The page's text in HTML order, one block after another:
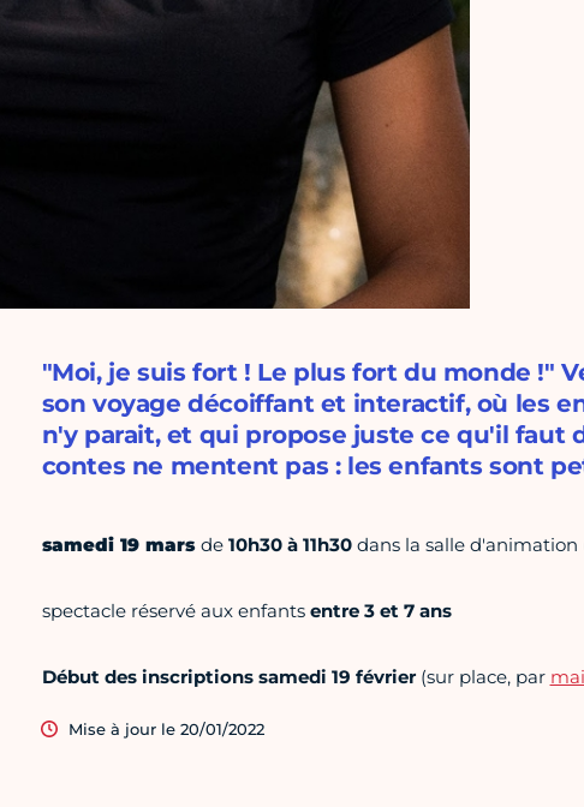
"Moi, je suis fort ! Le plus fort du monde !"
son voyage décoiffant et interactif, où les
n'y parait, et qui propose juste ce qu'il faut
contes ne mentent pas : les enfants sont
samedi 19 mars de 10h30 à 11h30dans la salle d'animation
spectacle réservé aux enfants entre 3 et 7 ans
Début des inscriptions samedi 19 février (sur place, par
Mise à jour le 20/01/2022